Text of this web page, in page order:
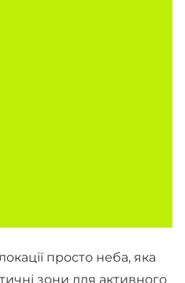
просто неба, яка
зони для активного